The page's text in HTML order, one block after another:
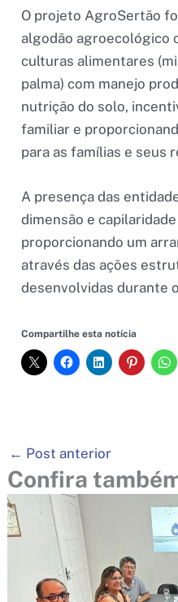
O projeto AgroSertão
algodão agroecológico
culturas alimentares
palma) com manejo
nutrição do solo,
familiar e
para as famílias e seus
A presença das
dimensão e
proporcionando um
através das ações
desenvolvidas durante
Compartilhe esta notícia
← Post anterior
Confira